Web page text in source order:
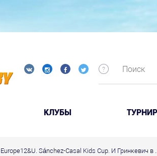
КЛУБЫ
Sánchez-Casal Kids Cup. И Гринкевич в